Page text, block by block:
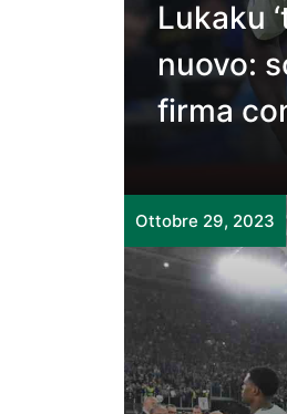
Lukaku
nuovo:
firma
Ottobre 29, 2023